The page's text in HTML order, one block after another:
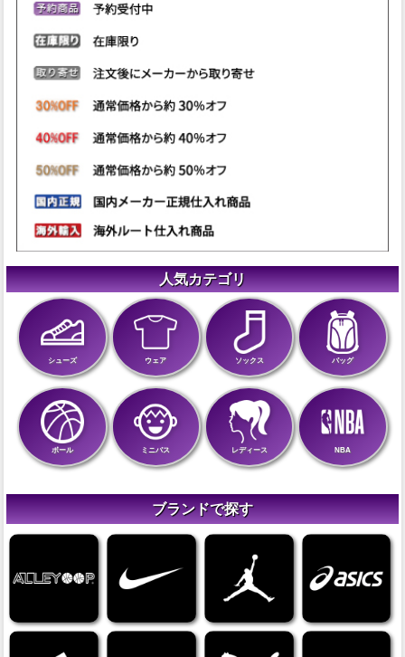
人気カテゴリ
シューズ ウェア ソックス バッグ
ボール ミニバス レディース NBA
ブランドで探す